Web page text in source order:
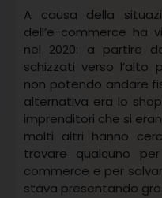
A causa della
dell’e-commerce ha
nel 2020: a partire
schizzati verso l’alto
non potendo andare
alternativa era lo
imprenditori che si
molti altri hanno
trovare qualcuno
commerce e per
stava presentando